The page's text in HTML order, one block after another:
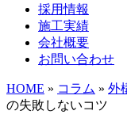
採用情報
施工実績
会社概要
お問い合わせ
HOME » コラム » 外
の失敗しないコツ